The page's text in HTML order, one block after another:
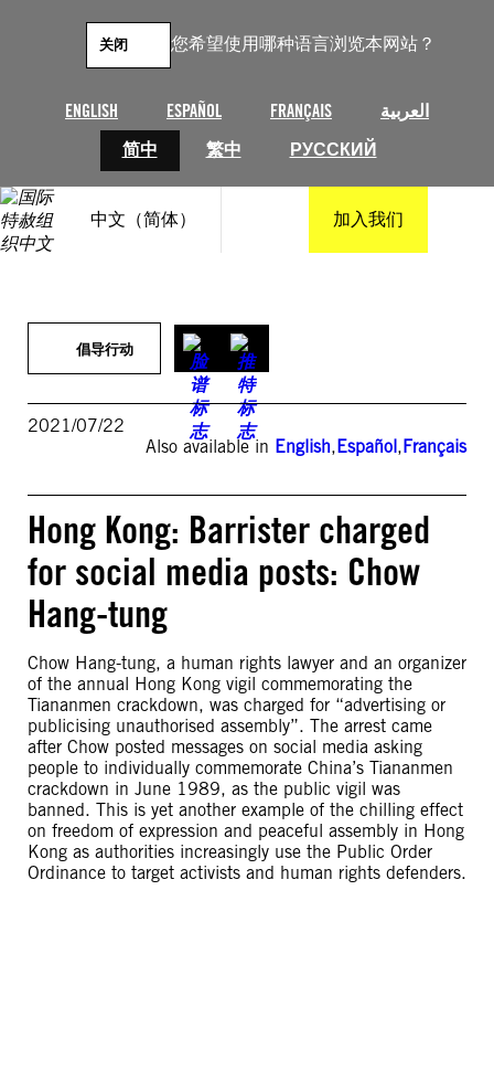
您希望使用哪种语言浏览本网站？
ENGLISH ESPAÑOL FRANÇAIS
العربية
简中
繁中 РУССКИЙ
关闭
中文（简体） 加入我们
倡导行动
2021/07/22
Also available in English,Español,Français
Hong Kong: Barrister charged
for social media posts: Chow
Hang-tung
Chow Hang-tung, a human rights lawyer and an organizer
of the annual Hong Kong vigil commemorating the
Tiananmen crackdown, was charged for “advertising or
publicising unauthorised assembly”. The arrest came
after Chow posted messages on social media asking
people to individually commemorate China’s Tiananmen
crackdown in June 1989, as the public vigil was
banned. This is yet another example of the chilling effect
on freedom of expression and peaceful assembly in Hong
Kong as authorities increasingly use the Public Order
Ordinance to target activists and human rights defenders.